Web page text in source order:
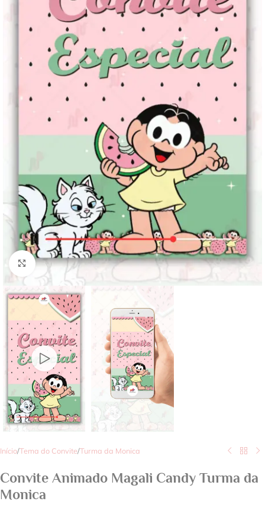
Clique para ampliar
Início/Tema do Convite/Turma da Monica
Convite Animado Magali Candy Turma da
Monica